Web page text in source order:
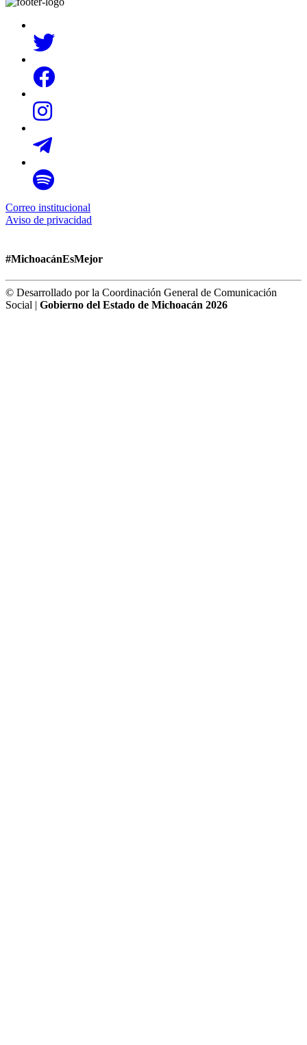
Correo institucional
Aviso de privacidad
#MichoacánEsMejor
© Desarrollado por la Coordinación General de Comunicación
Social | Gobierno del Estado de Michoacán 2026